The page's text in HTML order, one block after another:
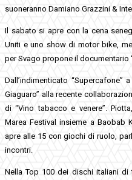
suoneranno Damiano Grazzini &
Il sabato si apre con la cena
Uniti e uno show di motor bike,
per Svago propone il documentario
Dall’indimenticato “Supercafone”
Giaguaro” alla recente
di “Vino tabacco e venere”.
Marea Festival insieme a Baobab
apre alle 15 con giochi di ruolo,
incontri.
Nella Top 100 dei dischi italiani